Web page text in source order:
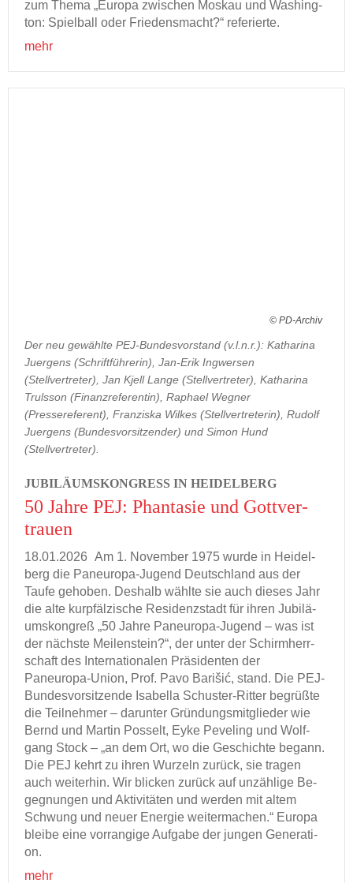
zum Thema „Eu­ro­pa zwi­schen Mos­kau und Wa­shing­
ton: Spiel­ball oder Frie­dens­macht?“ re­fe­rier­te.
mehr
© PD-Archiv
Der neu gewählte PEJ-Bundesvorstand (v.l.n.r.): Katharina
Juergens (Schriftführerin), Jan-Erik Ingwersen
(Stellvertreter), Jan Kjell Lange (Stellvertreter), Katharina
Trulsson (Finanzreferentin), Raphael Wegner
(Pressereferent), Franziska Wilkes (Stellvertreterin), Rudolf
Juergens (Bundesvorsitzender) und Simon Hund
(Stellvertreter).
JU­BI­LÄ­UMS­KON­GRESS IN HEI­DEL­BERG
50 Jahre PEJ: Phan­ta­sie und Gott­ver­
trau­en
18.01.2026 Am 1. No­vem­ber 1975 wurde in Hei­del­
berg die Paneuropa-​Jugend Deutsch­land aus der
Taufe ge­ho­ben. Des­halb wähl­te sie auch die­ses Jahr
die alte kur­pfäl­zi­sche Re­si­denz­stadt für ihren Ju­bi­lä­
ums­kon­greß „50 Jahre Paneuropa-​Jugend – was ist
der nächs­te Mei­len­stein?“, der unter der Schirm­herr­
schaft des In­ter­na­tio­na­len Prä­si­den­ten der
Paneuropa-​Union, Prof. Pavo Barišić, stand. Die PEJ-​
Bundesvorsitzende Isa­bel­la Schuster-​Ritter be­grüß­te
die Teil­neh­mer – dar­un­ter Grün­dungs­mit­glie­der wie
Bernd und Mar­tin Pos­selt, Eyke Pe­ve­ling und Wolf­
gang Stock – „an dem Ort, wo die Ge­schich­te be­gann.
Die PEJ kehrt zu ihren Wur­zeln zu­rück, sie tra­gen
auch wei­ter­hin. Wir bli­cken zu­rück auf un­zäh­li­ge Be­
geg­nun­gen und Ak­ti­vi­tä­ten und wer­den mit altem
Schwung und neuer En­er­gie wei­ter­ma­chen.“ Eu­ro­pa
blei­be eine vor­ran­gi­ge Auf­ga­be der jun­gen Ge­nera­ti­
on.
mehr